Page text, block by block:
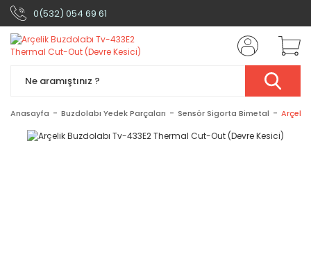
0(532) 054 69 61
Anasayfa Buzdolabı Yedek Parçaları Sensör Sigorta Bimetal Arçelik